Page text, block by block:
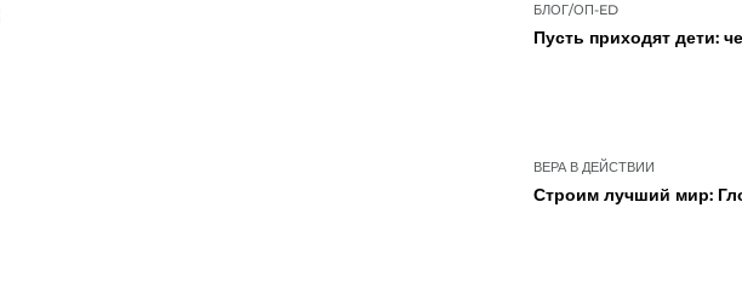
БЛОГ/ОП-ED
Пусть приходят дети:
ВЕРА В ДЕЙСТВИИ
Строим лучший мир: